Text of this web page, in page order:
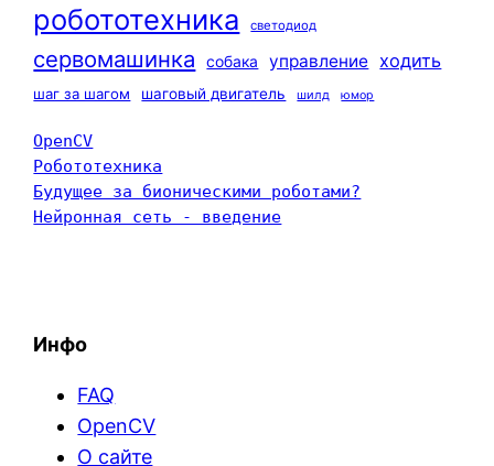
робототехника светодиод
сервомашинка собака управление ходить
шаг за шагом шаговый двигатель шилд юмор
OpenCV
Робототехника
Будущее за бионическими роботами?
Нейронная сеть - введение
Инфо
FAQ
OpenCV
О сайте